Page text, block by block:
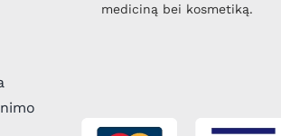
mediciną bei kosmetiką.